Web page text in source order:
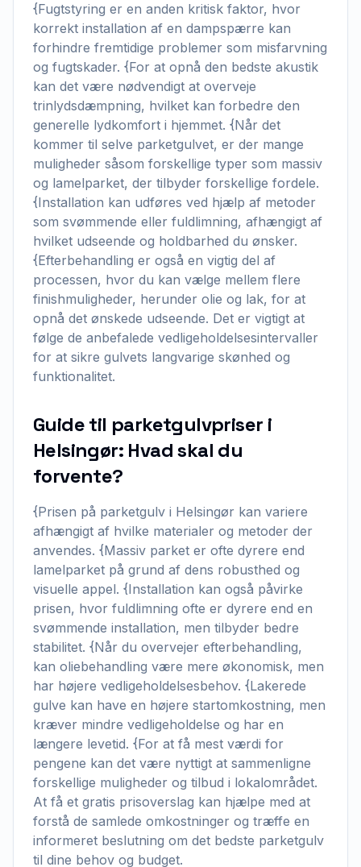
{Fugtstyring er en anden kritisk faktor, hvor
korrekt installation af en dampspærre kan
forhindre fremtidige problemer som misfarvning
og fugtskader. {For at opnå den bedste akustik
kan det være nødvendigt at overveje
trinlydsdæmpning, hvilket kan forbedre den
generelle lydkomfort i hjemmet. {Når det
kommer til selve parketgulvet, er der mange
muligheder såsom forskellige typer som massiv
og lamelparket, der tilbyder forskellige fordele.
{Installation kan udføres ved hjælp af metoder
som svømmende eller fuldlimning, afhængigt af
hvilket udseende og holdbarhed du ønsker.
{Efterbehandling er også en vigtig del af
processen, hvor du kan vælge mellem flere
finishmuligheder, herunder olie og lak, for at
opnå det ønskede udseende. Det er vigtigt at
følge de anbefalede vedligeholdelsesintervaller
for at sikre gulvets langvarige skønhed og
funktionalitet.
Guide til parketgulvpriser i
Helsingør: Hvad skal du
forvente?
{Prisen på parketgulv i Helsingør kan variere
afhængigt af hvilke materialer og metoder der
anvendes. {Massiv parket er ofte dyrere end
lamelparket på grund af dens robusthed og
visuelle appel. {Installation kan også påvirke
prisen, hvor fuldlimning ofte er dyrere end en
svømmende installation, men tilbyder bedre
stabilitet. {Når du overvejer efterbehandling,
kan oliebehandling være mere økonomisk, men
har højere vedligeholdelsesbehov. {Lakerede
gulve kan have en højere startomkostning, men
kræver mindre vedligeholdelse og har en
længere levetid. {For at få mest værdi for
pengene kan det være nyttigt at sammenligne
forskellige muligheder og tilbud i lokalområdet.
At få et gratis prisoverslag kan hjælpe med at
forstå de samlede omkostninger og træffe en
informeret beslutning om det bedste parketgulv
til dine behov og budget.